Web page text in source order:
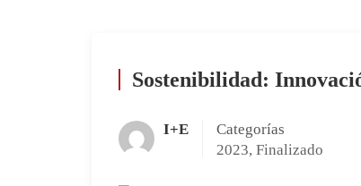
Sostenibilidad:
I+E
Categorías
2023, Finalizado